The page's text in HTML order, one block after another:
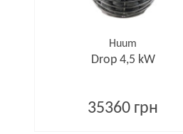
Huum
Drop 4,5 kW
35360 грн